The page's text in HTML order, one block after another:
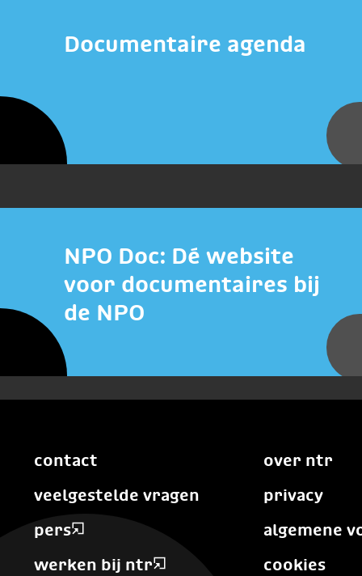
Documentaire agenda
NPO Doc: Dé website
voor documentaires bij
de NPO
contact
veelgestelde vragen
pers
werken bij ntr
over ntr
privacy
algemene
cookies